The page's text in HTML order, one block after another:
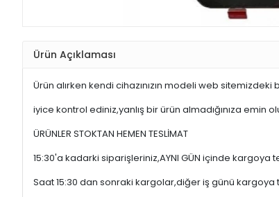
Ürün Açıklaması
Ürün alırken kendi cihazınızın modeli web
iyice kontrol ediniz,yanlış bir ürün almadığınıza emin
ÜRÜNLER STOKTAN HEMEN TESLİMAT
15:30'a kadarki siparişleriniz,AYNI GÜN içinde kargoya
Saat 15:30 dan sonraki kargolar,diğer iş günü